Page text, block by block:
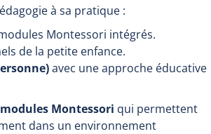
à sa pratique :
Montessori intégrés.
de la petite enfance.
avec une approche éducative
modules Montessori qui permettent
dans un environnement